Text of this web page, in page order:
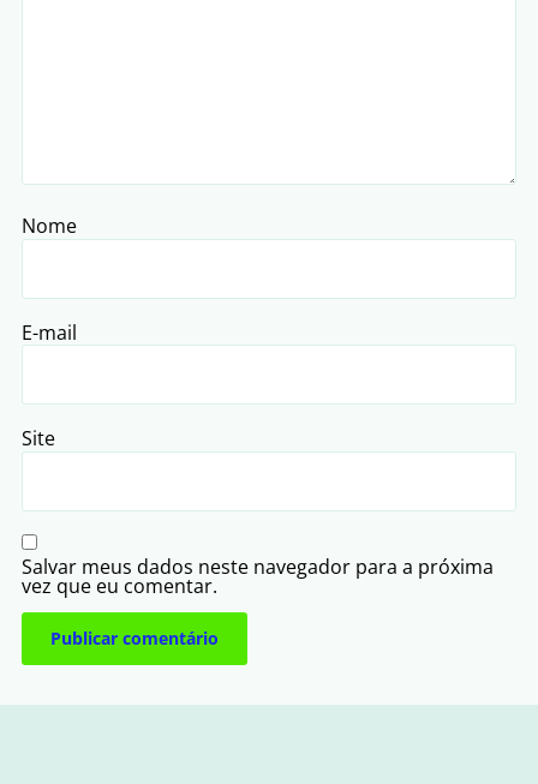
Nome
E-mail
Site
Salvar meus dados neste navegador para a próxima
vez que eu comentar.